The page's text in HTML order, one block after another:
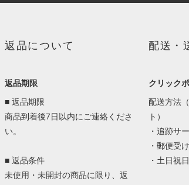
返品について
返品期限
■ 返品期限
商品到着後7日以内にご連絡くださ
い。
■ 返品条件
未使用・未開封の商品に限り、返
配送・
クリック
配送方法
ト）
・追跡サ
・郵便受
・土日祝